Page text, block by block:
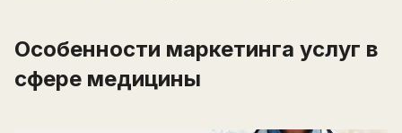
Особенности маркетинга услуг в
сфере медицины